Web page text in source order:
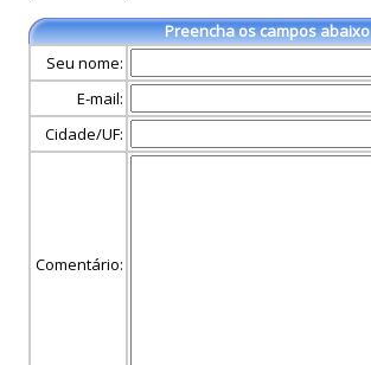
Preencha os campos abaixo
Seu nome:
E-mail:
Cidade/UF:
Comentário: